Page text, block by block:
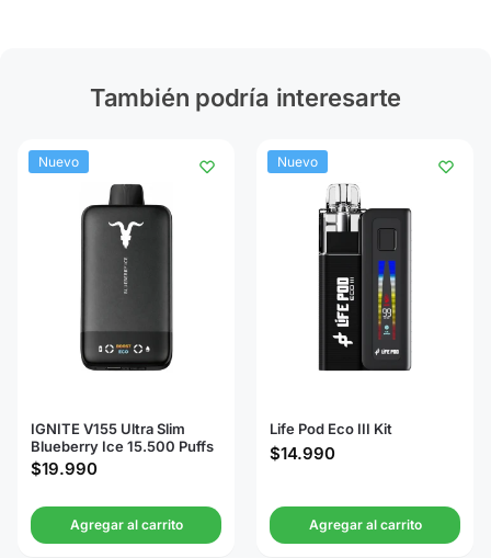
También podría interesarte
Nuevo
IGNITE V155 Ultra Slim
Blueberry Ice 15.500 Puffs
$19.990
Agregar al carrito
Nuevo
Life Pod Eco III Kit
$14.990
Agregar al carrito